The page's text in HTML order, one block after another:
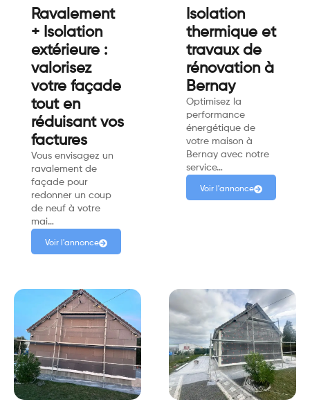
Ravalement
+ Isolation
extérieure :
valorisez
votre façade
tout en
réduisant vos
factures
Vous envisagez un
ravalement de
façade pour
redonner un coup
de neuf à votre
mai…
Voir l'annonce
Isolation
thermique et
travaux de
rénovation à
Bernay
Optimisez la
performance
énergétique de
votre maison à
Bernay avec notre
service…
Voir l'annonce